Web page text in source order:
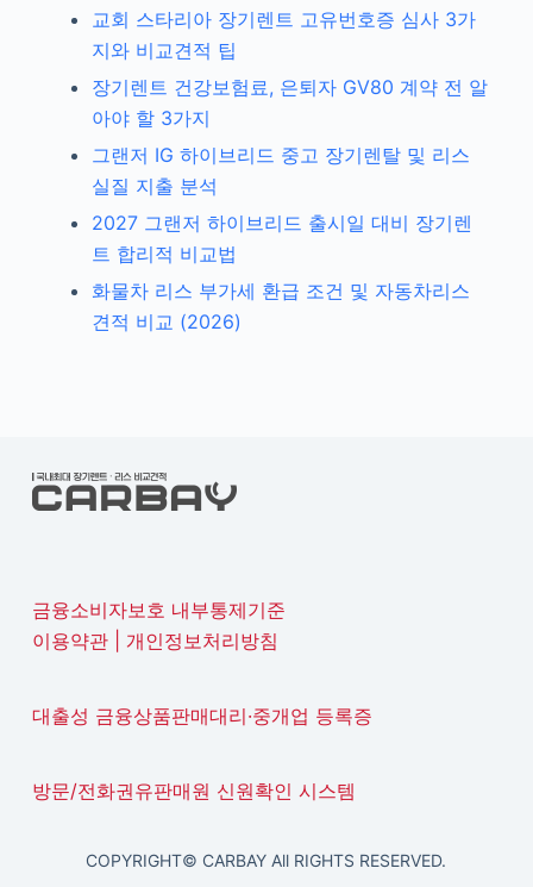
교회 스타리아 장기렌트 고유번호증 심사 3가
지와 비교견적 팁
장기렌트 건강보험료, 은퇴자 GV80 계약 전 알
아야 할 3가지
그랜저 IG 하이브리드 중고 장기렌탈 및 리스
실질 지출 분석
2027 그랜저 하이브리드 출시일 대비 장기렌
트 합리적 비교법
화물차 리스 부가세 환급 조건 및 자동차리스
견적 비교 (2026)
금융소비자보호 내부통제기준
이용약관| 개인정보처리방침
대출성 금융상품판매대리·중개업 등록증
방문/전화권유판매원 신원확인 시스템
COPYRIGHT© CARBAY All RIGHTS RESERVED.